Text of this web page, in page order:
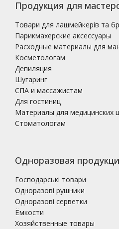
Продукция для
Товари для лашмейкерів та
Парикмахерские аксессуары
Расходные материалы для
Косметологам
Депиляция
Шугаринг
СПА и массажистам
Для гостиниц
Материалы для медицинских
Стоматологам
Одноразовая
Господарські товари
Одноразові рушники
Одноразові серветки
Ёмкости
Хозяйственные товары